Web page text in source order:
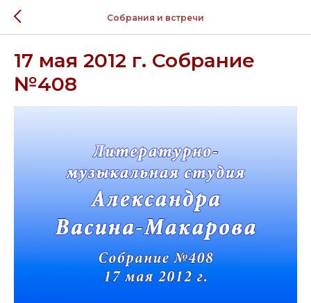
Собрания и встречи
17 мая 2012 г. Собрание
№408